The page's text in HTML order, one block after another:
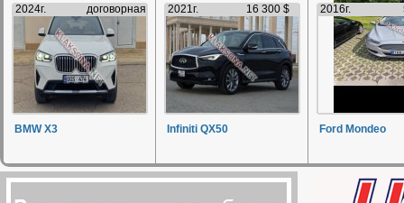
2024г. договорная
BMW X3
2021г. 16 300 $
Infiniti QX50
2016г.
Ford Mondeo